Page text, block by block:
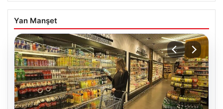
Yan Manşet